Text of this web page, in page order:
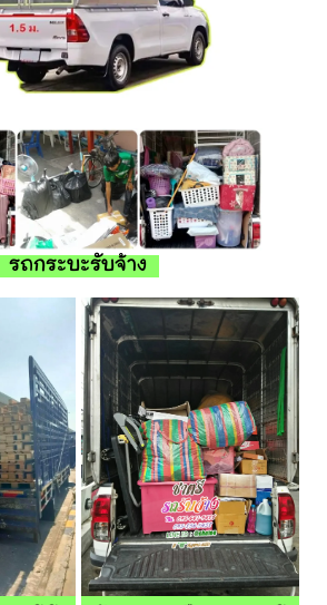
รถกระบะรับจ้าง